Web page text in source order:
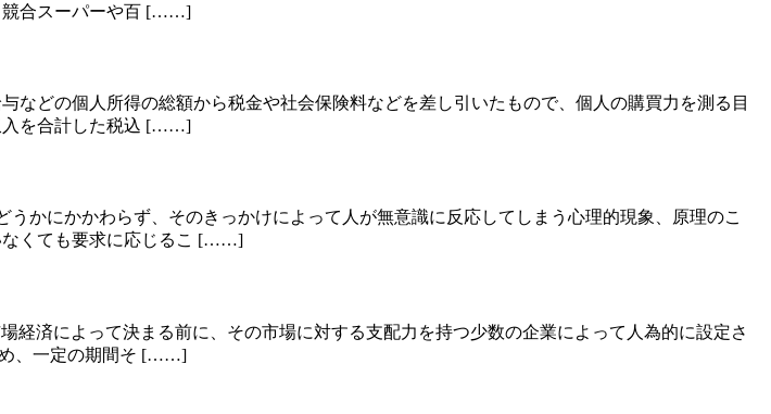
競合スーパーや百 [……]
などの個人所得の総額から税金や社会保険料などを差し引いたもので、個人の購買力を測る目
入を合計した税込 [……]
かにかかわらず、そのきっかけによって人が無意識に反応してしまう心理的現象、原理のこ
なくても要求に応じるこ [……]
経済によって決まる前に、その市場に対する支配力を持つ少数の企業によって人為的に設定さ
め、一定の期間そ [……]